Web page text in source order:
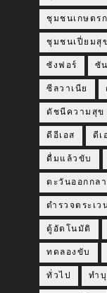
ชุมชนเกษตร
ชุมชนเปี่ยมสุ
ซังฟอร์ ซั
ซีลวาเนีย
ดัชนีความสุข
ดีอีเอส ดีเ
ดื่มแล้วขับ
ตะวันออกกลา
ตำรวจตระเ
ตู้อัตโนมัติ
ทดลองขับ
ทั่วไป ทำ